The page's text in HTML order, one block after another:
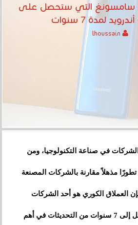
التي ستحصل على
لمدة 7 سنوات
في صناعة التكنولوجيا، ومن
مذهلاً مقارنة بالشركات المصنعة
العملاق الكوري هو أحد الشركات
القليلة التي تقدم ما يصل إلى 7 سنوات من التحديثات في أهم